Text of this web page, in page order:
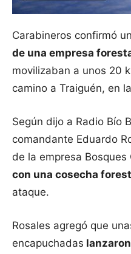
Carabineros confirmó un
de una empresa
movilizaban a unos 20
camino a Traiguén, en
Según dijo a Radio Bío
comandante Eduardo
de la empresa Bosques
con una cosecha
ataque.
Rosales agregó que
encapuchadas